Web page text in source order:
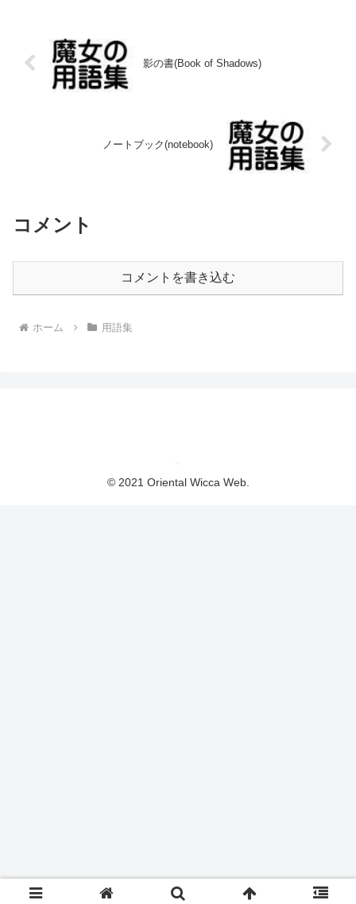
影の書(Book of Shadows)
ノートブック(notebook)
コメント
コメントを書き込む
ホーム 用語集
© 2021 Oriental Wicca Web.